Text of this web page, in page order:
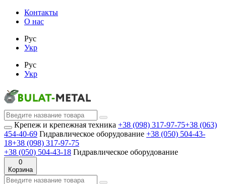
Контакты
О нас
Рус
Укр
Рус
Укр
Крепеж и крепежная техника +38 (098) 317-97-75+38 (063)
454-40-69 Гидравлическое оборудование +38 (050) 504-43-
18+38 (098) 317-97-75
+38 (050) 504-43-18 Гидравлическое оборудование
0
Корзина